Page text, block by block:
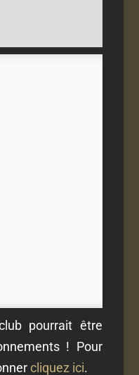
pourrait être
! Pour
cliquez ici.